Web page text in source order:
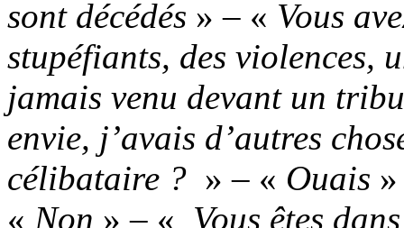
sont décédés » – « Vous
stupéfiants, des violences,
jamais venu devant un
envie, j’avais d’autres
célibataire ? » – « Ouais
« Non » – « Vous êtes